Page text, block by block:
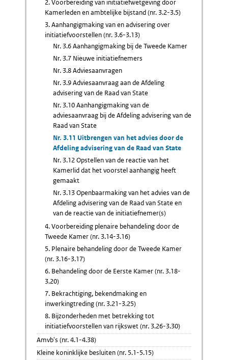
2. Voorbereiding van initiatiefwetgeving door
Kamerleden en ambtelijke bijstand (nr. 3.2-3.5)
3. Aanhangigmaking van en advisering over
initiatiefvoorstellen (nr. 3.6-3.13)
Nr. 3.6 Aanhangigmaking bij de Tweede Kamer
Nr. 3.7 Nieuwe initiatiefnemers
Nr. 3.8 Adviesaanvragen
Nr. 3.9 Adviesaanvraag aan de Afdeling
advisering van de Raad van State
Nr. 3.10 Aanhangigmaking van de
adviesaanvraag bij de Afdeling advisering van de
Raad van State
Nr. 3.11 Uitbrengen van het advies door de
Afdeling advisering van de Raad van State
Nr. 3.12 Opstellen van de reactie van het
Kamerlid dat het voorstel aanhangig heeft
gemaakt
Nr. 3.13 Openbaarmaking van het advies van de
Afdeling advisering van de Raad van State en
van de reactie van de initiatiefnemer(s)
4. Voorbereiding plenaire behandeling door de
Tweede Kamer (nr. 3.14-3.16)
5. Plenaire behandeling door de Tweede Kamer
(nr. 3.16-3.17)
6. Behandeling door de Eerste Kamer (nr. 3.18-
3.20)
7. Bekrachtiging, bekendmaking en
inwerkingtreding (nr. 3.21-3.25)
8. Bijzonderheden met betrekking tot
initiatiefvoorstellen van rijkswet (nr. 3.26-3.30)
Amvb's (nr. 4.1-4.38)
Kleine koninklijke besluiten (nr. 5.1-5.15)